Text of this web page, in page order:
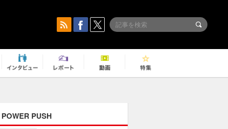
POWER PUSH